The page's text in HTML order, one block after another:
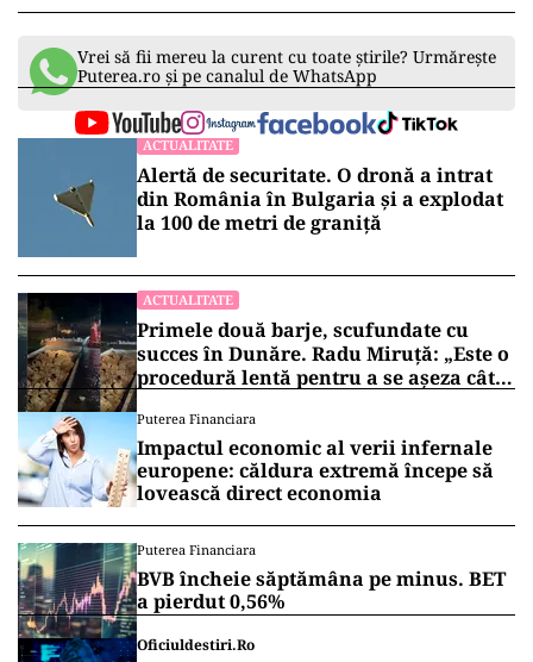
Vrei să fii mereu la curent cu toate știrile? Urmărește
Puterea.ro și pe canalul de WhatsApp
ACTUALITATE
Alertă de securitate. O dronă a intrat
din România în Bulgaria şi a explodat
la 100 de metri de graniţă
ACTUALITATE
Primele două barje, scufundate cu
succes în Dunăre. Radu Miruță: „Este o
procedură lentă pentru a se așeza cât
Puterea Financiara
Impactul economic al verii infernale
europene: căldura extremă începe să
lovească direct economia
Puterea Financiara
BVB încheie săptămâna pe minus. BET
a pierdut 0,56%
Oficiuldestiri.ro